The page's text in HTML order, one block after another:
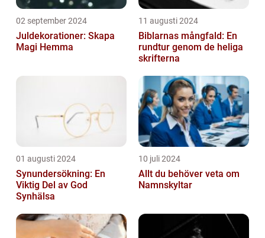
02 september 2024
Juldekorationer: Skapa
Magi Hemma
11 augusti 2024
Biblarnas mångfald: En
rundtur genom de heliga
skrifterna
01 augusti 2024
Synundersökning: En
Viktig Del av God
Synhälsa
10 juli 2024
Allt du behöver veta om
Namnskyltar